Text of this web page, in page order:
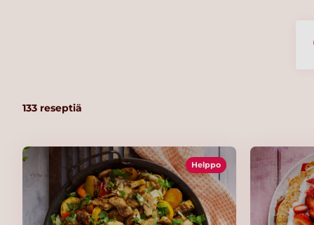
133 reseptiä
Helppo